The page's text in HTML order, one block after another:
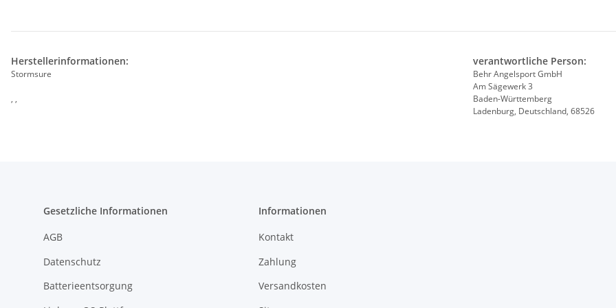
Herstellerinformationen:
Stormsure
, ,
verantwortliche Person:
Behr Angelsport GmbH
Am Sägewerk 3
Baden-Württemberg
Ladenburg, Deutschland, 68526
Gesetzliche Informationen
AGB
Datenschutz
Batterieentsorgung
Informationen
Kontakt
Zahlung
Versandkosten